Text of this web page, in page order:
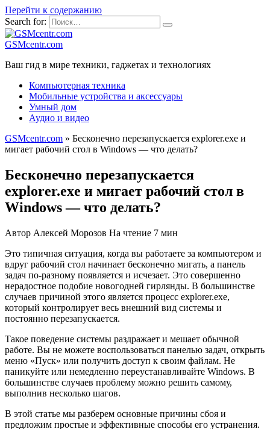
Перейти к содержанию
Search for:
GSMcentr.com
Ваш гид в мире техники, гаджетах и технологиях
Компьютерная техника
Мобильные устройства и аксессуары
Умный дом
Аудио и видео
GSMcentr.com » Бесконечно перезапускается explorer.exe и
мигает рабочий стол в Windows — что делать?
Бесконечно перезапускается
explorer.exe и мигает рабочий стол в
Windows — что делать?
Автор Алексей Морозов На чтение 7 мин
Это типичная ситуация, когда вы работаете за компьютером и
вдруг рабочий стол начинает бесконечно мигать, а панель
задач по-разному появляется и исчезает. Это совершенно
нерадостное подобие новогодней гирлянды. В большинстве
случаев причиной этого является процесс explorer.exe,
который контролирует весь внешний вид системы и
постоянно перезапускается.
Такое поведение системы раздражает и мешает обычной
работе. Вы не можете воспользоваться панелью задач, открыть
меню «Пуск» или получить доступ к своим файлам. Не
паникуйте или немедленно переустанавливайте Windows. В
большинстве случаев проблему можно решить самому,
выполнив несколько шагов.
В этой статье мы разберем основные причины сбоя и
предложим простые и эффективные способы его устранения.